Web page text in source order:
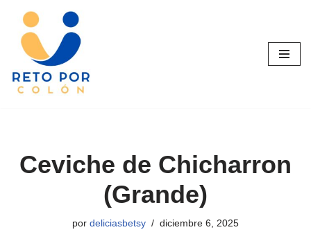
Saltar
contenido
Ceviche de Chicharron
(Grande)
por deliciasbetsy diciembre 6, 2025